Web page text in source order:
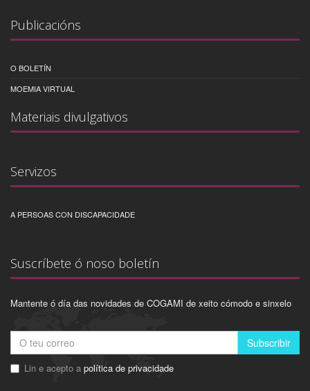
Publicacións
O BOLETÍN
MOEMIA VIRTUAL
Materiais divulgativos
Servizos
A PERSOAS CON DISCAPACIDADE
Suscríbete ó noso boletín
Mantente ó día das novidades de COGAMI de xeito cómodo e sinxelo
Subscribir
Lin e acepto a política de privacidade